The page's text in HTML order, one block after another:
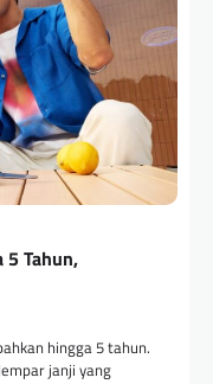
Tahun,
hingga 5 tahun.
janji yang